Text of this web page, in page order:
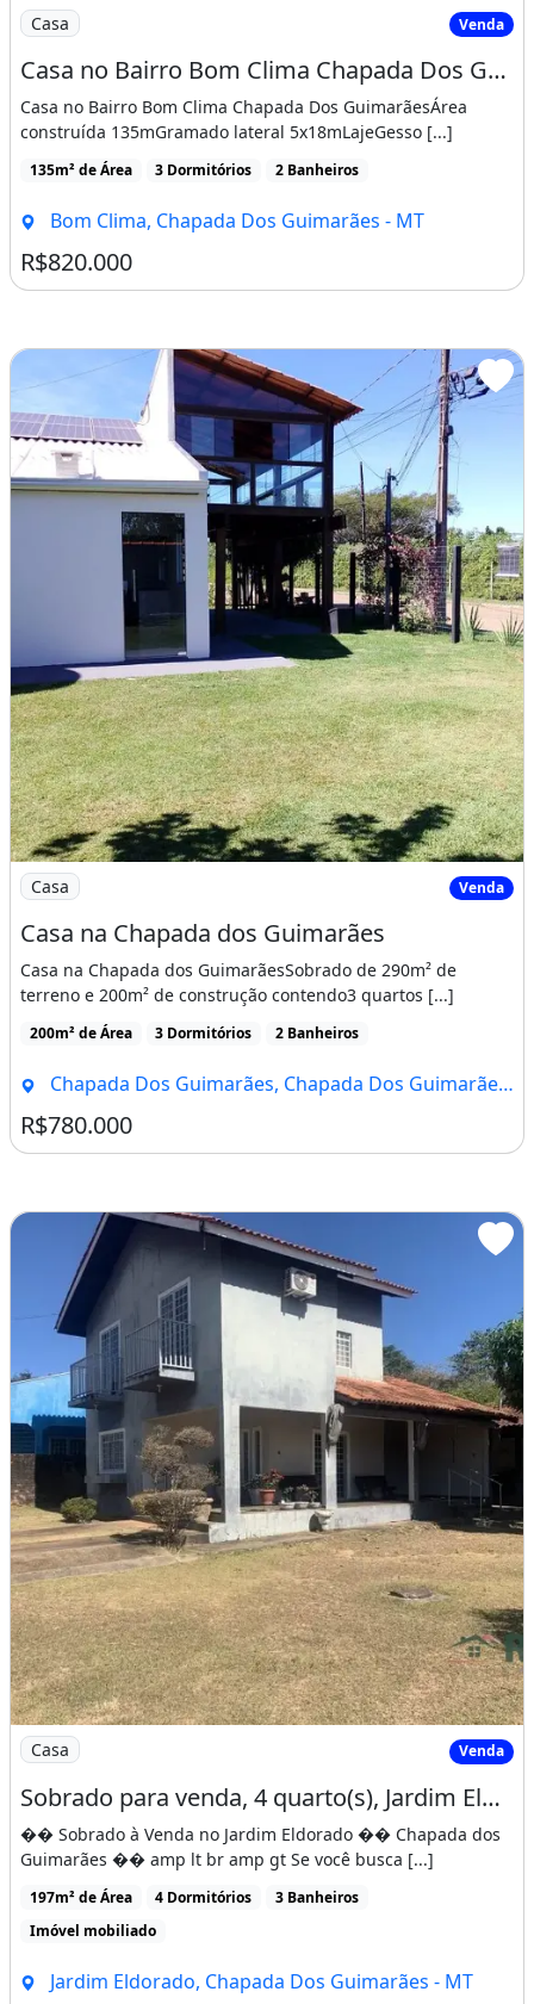
Imagem: Casa no Bairro Bom Clima Chapada Dos
Casa Venda
Casa no Bairro Bom Clima Chapada Dos Guimarães
Casa no Bairro Bom Clima Chapada Dos GuimarãesÁrea
construída 135mGramado lateral 5x18mLajeGesso [...]
135m² de Área 3 Dormitórios 2 Banheiros
Bom Clima, Chapada Dos Guimarães - MT
R$820.000
Imagem: Casa na Chapada dos Guimarães
Casa Venda
Casa na Chapada dos Guimarães
Casa na Chapada dos GuimarãesSobrado de 290m² de
terreno e 200m² de construção contendo3 quartos [...]
200m² de Área 3 Dormitórios 2 Banheiros
Chapada Dos Guimarães, Chapada Dos Guimarães - MT
R$780.000
Imagem: Sobrado para venda, 4 quarto(s), Jardim
Casa Venda
Sobrado para venda, 4 quarto(s), Jardim Eldorado, Chapada Dos Guimarães
�� Sobrado à Venda no Jardim Eldorado �� Chapada dos
Guimarães �� amp lt br amp gt Se você busca [...]
197m² de Área 4 Dormitórios
3 Banheiros
Imóvel mobiliado
Jardim Eldorado, Chapada Dos Guimarães - MT